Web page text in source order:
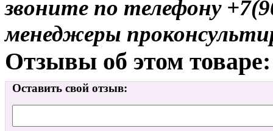
звоните по телефону
менеджеры
Отзывы об этом товаре:
Оставить свой отзыв: